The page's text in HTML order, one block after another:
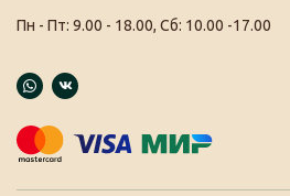
Пн - Пт: 9.00 - 18.00, Сб: 10.00 -17.00